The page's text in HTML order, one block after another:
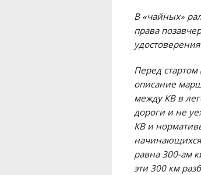
В «чайных»
права
Перед стартом
описание
между КВ в
дороги и не
КВ и
равна 300-ам
эти 300 км